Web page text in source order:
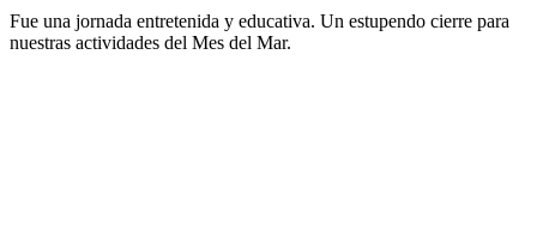
Fue una jornada entretenida y educativa. Un estupendo cierre para
nuestras actividades del Mes del Mar.